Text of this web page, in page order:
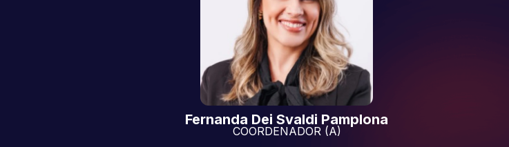
Fernanda Dei Svaldi Pamplona
COORDENADOR (A)